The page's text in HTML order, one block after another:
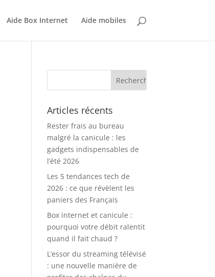
Aide Box Internet Aide mobiles
Articles récents
Rester frais au bureau
malgré la canicule : les
gadgets indispensables de
l’été 2026
Les 5 tendances tech de
2026 : ce que révèlent les
paniers des Français
Box internet et canicule :
pourquoi votre débit ralentit
quand il fait chaud ?
L’essor du streaming télévisé
: une nouvelle manière de